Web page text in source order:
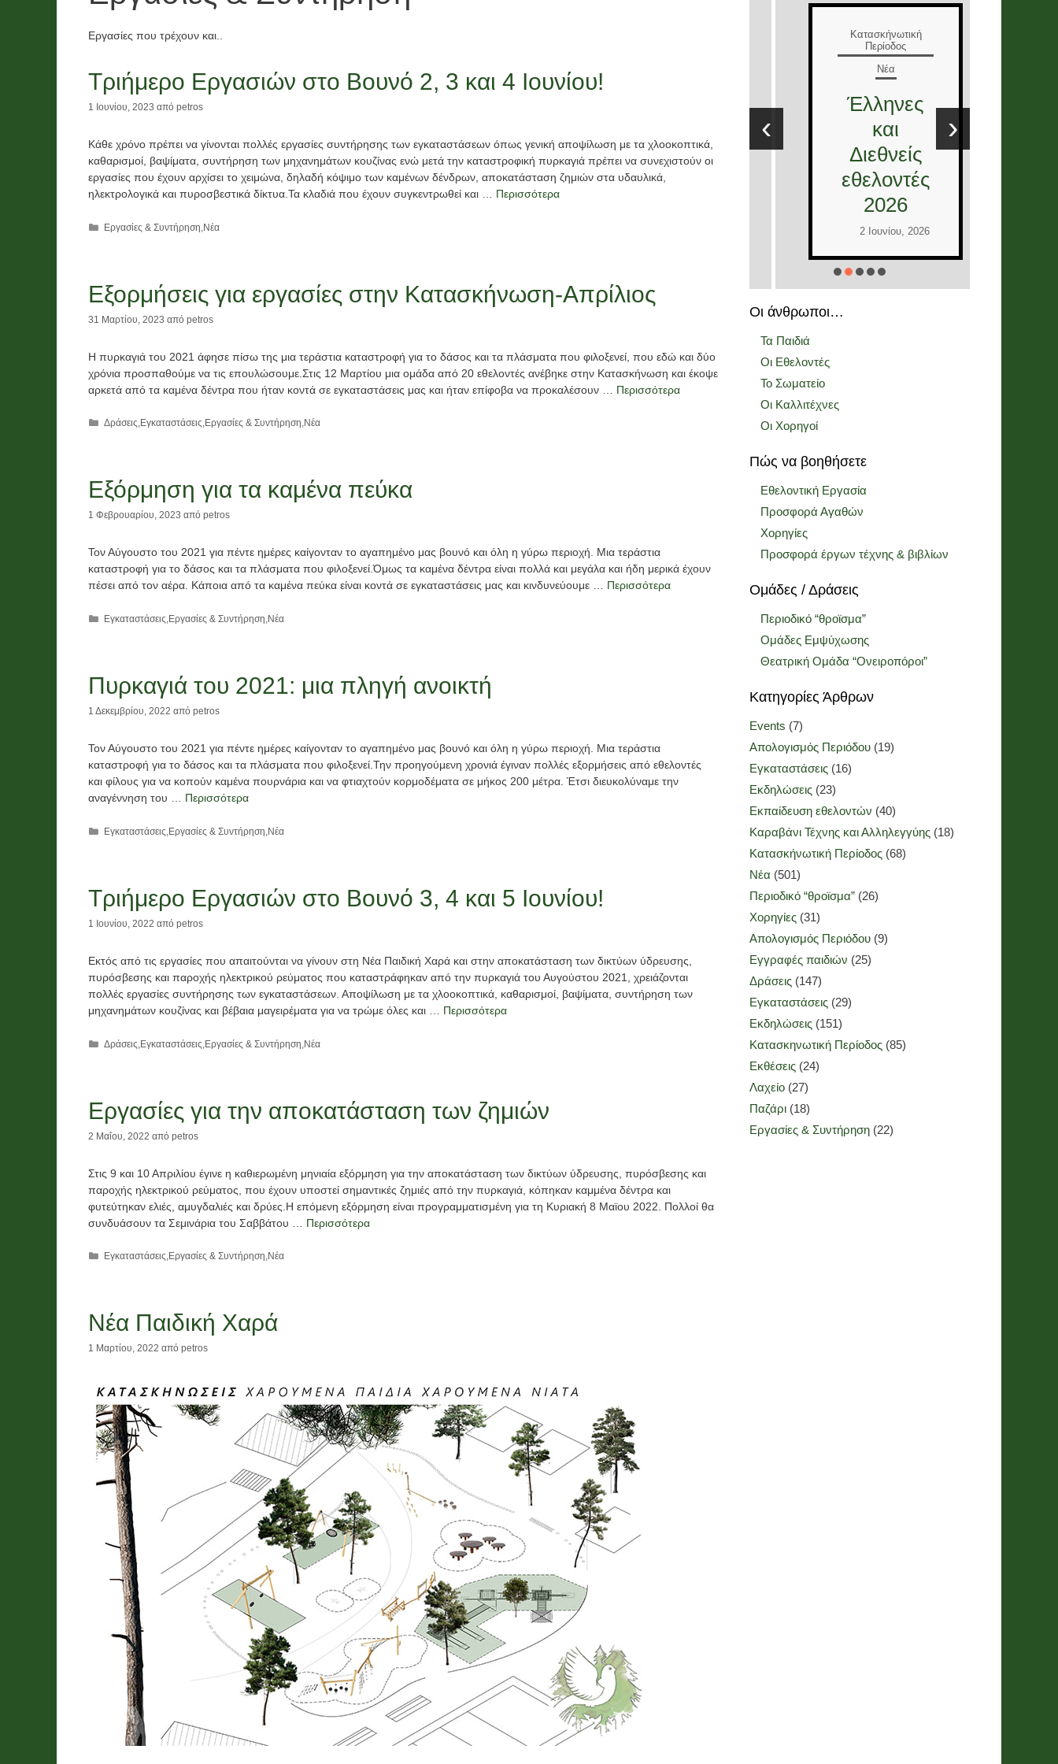
Εργασίες που τρέχουν και..
Τριήμερο Εργασιών στο Βουνό 2, 3 και 4 Ιουνίου!
1 Ιουνίου, 2023 από petros
Κάθε χρόνο πρέπει να γίνονται πολλές εργασίες συντήρησης των εγκαταστάσεων όπως γενική αποψίλωση με τα χλοοκοπτικά,
καθαρισμοί, βαψίματα, συντήρηση των μηχανημάτων κουζίνας ενώ μετά την καταστροφική πυρκαγιά πρέπει να συνεχιστούν οι
εργασίες που έχουν αρχίσει το χειμώνα, δηλαδή κόψιμο των καμένων δένδρων, αποκατάσταση ζημιών στα υδαυλικά,
ηλεκτρολογικά και πυροσβεστικά δίκτυα.Τα κλαδιά που έχουν συγκεντρωθεί και … Περισσότερα
Κατηγορίες
Εργασίες & Συντήρηση Νέα
Εξορμήσεις για εργασίες στην Κατασκήνωση-Απρίλιος
31 Μαρτίου, 2023 από petros
Η πυρκαγιά του 2021 άφησε πίσω της μια τεράστια καταστροφή για το δάσος και τα πλάσματα που φιλοξενεί, που εδώ και δύο
χρόνια προσπαθούμε να τις επουλώσουμε.Στις 12 Μαρτίου μια ομάδα από 20 εθελοντές ανέβηκε στην Κατασκήνωση και έκοψε
αρκετά από τα καμένα δέντρα που ήταν κοντά σε εγκαταστάσεις μας και ήταν επίφοβα να προκαλέσουν … Περισσότερα
Κατηγορίες
Δράσεις,Εγκαταστάσεις,Εργασίες & Συντήρηση,Νέα
Εξόρμηση για τα καμένα πεύκα
1 Φεβρουαρίου, 2023 από petros
Τον Αύγουστο του 2021 για πέντε ημέρες καίγονταν το αγαπημένο μας βουνό και όλη η γύρω περιοχή. Μια τεράστια
καταστροφή για το δάσος και τα πλάσματα που φιλοξενεί.Όμως τα καμένα δέντρα είναι πολλά και μεγάλα και ήδη μερικά έχουν
πέσει από τον αέρα. Κάποια από τα καμένα πεύκα είναι κοντά σε εγκαταστάσεις μας και κινδυνεύουμε … Περισσότερα
Κατηγορίες
Εγκαταστάσεις,Εργασίες & Συντήρηση,Νέα
Πυρκαγιά του 2021: μια πληγή ανοικτή
1 Δεκεμβρίου, 2022 από petros
Τον Αύγουστο του 2021 για πέντε ημέρες καίγονταν το αγαπημένο μας βουνό και όλη η γύρω περιοχή. Μια τεράστια
καταστροφή για το δάσος και τα πλάσματα που φιλοξενεί.Την προηγούμενη χρονιά έγιναν πολλές εξορμήσεις από εθελοντές
και φίλους για να κοπούν καμένα πουρνάρια και να φτιαχτούν κορμοδέματα σε μήκος 200 μέτρα. Έτσι διευκολύναμε την
αναγέννηση του … Περισσότερα
Κατηγορίες
Εγκαταστάσεις,Εργασίες & Συντήρηση,Νέα
Τριήμερο Εργασιών στο Βουνό 3, 4 και 5 Ιουνίου!
1 Ιουνίου, 2022 από petros
Εκτός από τις εργασίες που απαιτούνται να γίνουν στη Νέα Παιδική Χαρά και στην αποκατάσταση των δικτύων ύδρευσης,
πυρόσβεσης και παροχής ηλεκτρικού ρεύματος που καταστράφηκαν από την πυρκαγιά του Αυγούστου 2021, χρειάζονται
πολλές εργασίες συντήρησης των εγκαταστάσεων. Αποψίλωση με τα χλοοκοπτικά, καθαρισμοί, βαψίματα, συντήρηση των
μηχανημάτων κουζίνας και βέβαια μαγειρέματα για να τρώμε όλες και … Περισσότερα
Κατηγορίες
Δράσεις Εγκαταστάσεις Εργασίες & Συντήρηση Νέα
Εργασίες για την αποκατάσταση των ζημιών
2 Μαΐου, 2022 από petros
Στις 9 και 10 Απριλίου έγινε η καθιερωμένη μηνιαία εξόρμηση για την αποκατάσταση των δικτύων ύδρευσης, πυρόσβεσης και
παροχής ηλεκτρικού ρεύματος, που έχουν υποστεί σημαντικές ζημιές από την πυρκαγιά, κόπηκαν καμμένα δέντρα και
φυτεύτηκαν ελιές, αμυγδαλιές και δρύες.Η επόμενη εξόρμηση είναι προγραμματισμένη για τη Κυριακή 8 Μαϊου 2022. Πολλοί θα
συνδυάσουν τα Σεμινάρια του Σαββάτου … Περισσότερα
Κατηγορίες
Εγκαταστάσεις,Εργασίες & Συντήρηση,Νέα
Νέα Παιδική Χαρά
1 Μαρτίου, 2022 από petros
χορηγίες
χρημάτων
,
τροφίμων
και υλικών
Νέα
βιωματικά
σεμινάρια
2026
παιδιών
2026
Κατασκήνωτική
Περίοδος
Έλληνες
Διεθνείς
εθελοντές
2026
2 Ιουνίου, 2026
‹ ›
Οι άνθρωποι…
Τα Παιδιά
Οι Εθελοντές
Το Σωματείο
Οι Καλλιτέχνες
Οι Χορηγοί
Πώς να βοηθήσετε
Εθελοντική Εργασία
Προσφορά Αγαθών
Χορηγίες
Προσφορά έργων τέχνης & βιβλίων
Ομάδες / Δράσεις
Περιοδικό “θροϊσμα”
Ομάδες Εμψύχωσης
Θεατρική Ομάδα “Ονειροπόροι”
Κατηγορίες Άρθρων
Events (7)
Απολογισμός Περιόδου (19)
Εγκαταστάσεις (16)
Εκδηλώσεις (23)
Εκπαίδευση εθελοντών (40)
Καραβάνι Τέχνης και Αλληλεγγύης (18)
Κατασκήνωτική Περίοδος (68)
Νέα (501)
Περιοδικό “θροϊσμα” (26)
Χορηγίες (31)
Απολογισμός Περιόδου (9)
Εγγραφές παιδιών (25)
Δράσεις (147)
Εγκαταστάσεις (29)
Εκδηλώσεις (151)
Κατασκηνωτική Περίοδος (85)
Εκθέσεις (24)
Λαχείο (27)
Παζάρι (18)
Εργασίες & Συντήρηση (22)